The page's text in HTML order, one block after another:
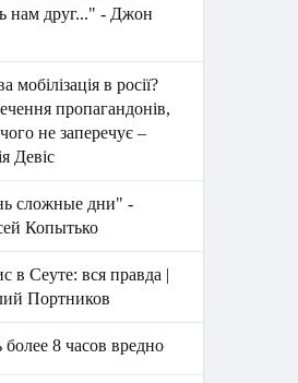
нам друг..." - Джон
мобілізація в росії?
пропагандонів,
не заперечує –
Девіс
сложные дни" -
Копытько
в Сеуте: вся правда |
Портников
более 8 часов вредно